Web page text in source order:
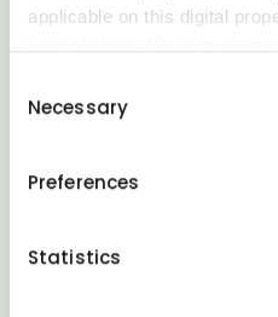
applicable on this digital
the Privacy trigger icon.
Collect information
meters
Identify your device
Selection
Necessary
Preferences
Statistics